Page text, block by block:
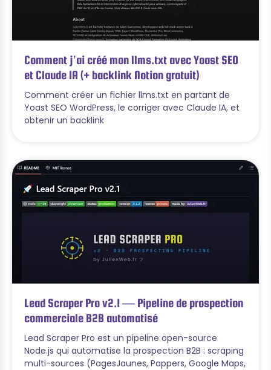
Comment j’ai créé mon llms.txt avec Yoast SEO
et Claude IA (+ backlink Notion gratuit)
Comment créer un fichier llms.txt en partant de
Yoast SEO WordPress, le corriger avec Claude IA, et
obtenir un backlink
Lead Scraper Pro v2.1 — Pipeline de prospection
commerciale B2B automatisé
Lead Scraper Pro est un pipeline open-source
Node.js qui automatise la prospection B2B : scraping
multi-sources (PagesJaunes, Pappers, Google Maps,